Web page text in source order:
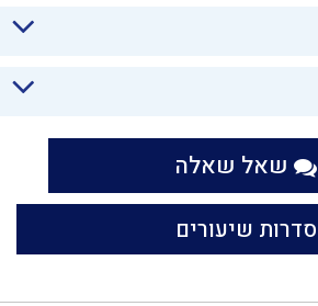
שאל שאלה
סדרות שיעורים